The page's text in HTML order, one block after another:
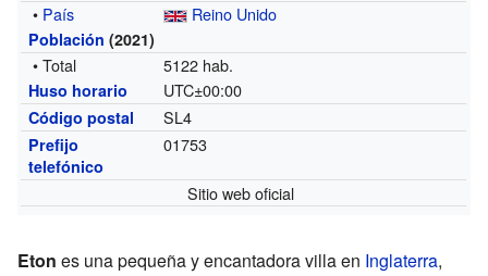
• País Reino Unido
Población (2021)
• Total 5122 hab.
Huso horario UTC±00:00
Código postal SL4
Prefijo
telefónico
01753
Sitio web oficial
Eton es una pequeña y encantadora villa en Inglaterra,